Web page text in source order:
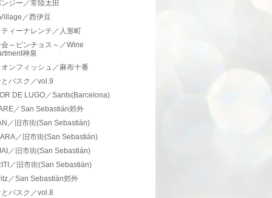
ジー／常陸太田
／西伊豆
ィーナレンテ／人形町
～ピンチョス～／Wine
神泉
ンフィッシュ／麻布十番
バスク／vol.9
DE LUGO／Sants(Barcelona)
／San Sebastián郊外
／旧市街(San Sebastián)
／旧市街(San Sebastián)
／旧市街(San Sebastián)
／旧市街(San Sebastián)
／San Sebastián郊外
バスク／vol.8